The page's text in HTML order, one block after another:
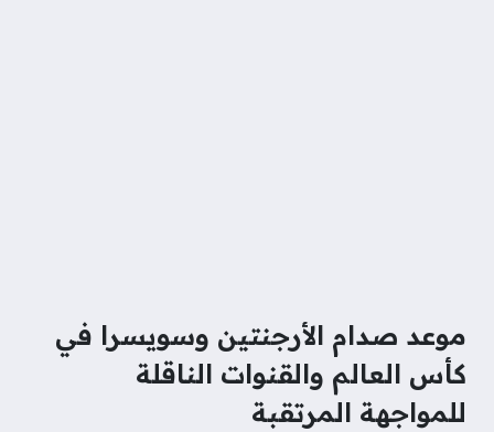
موعد صدام الأرجنتين وسويسرا في
كأس العالم والقنوات الناقلة
للمواجهة المرتقبة